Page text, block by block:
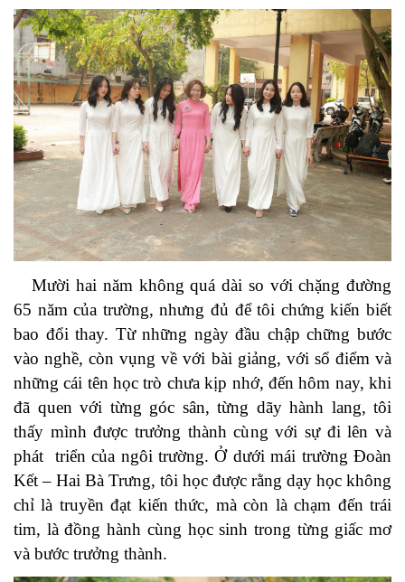
Mười hai năm không quá dài so với chặng đường
65 năm của trường, nhưng đủ để tôi chứng kiến biết
bao đổi thay. Từ những ngày đầu chập chững bước
vào nghề, còn vụng về với bài giảng, với sổ điểm và
những cái tên học trò chưa kịp nhớ, đến hôm nay, khi
đã quen với từng góc sân, từng dãy hành lang, tôi
thấy mình được trưởng thành cùng với sự đi lên và
phát triển của ngôi trường. Ở dưới mái trường Đoàn
Kết – Hai Bà Trưng, tôi học được rằng dạy học không
chỉ là truyền đạt kiến thức, mà còn là chạm đến trái
tim, là đồng hành cùng học sinh trong từng giấc mơ
và bước trưởng thành.